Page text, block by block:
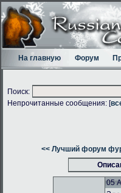
На главную Форум
Поиск:
Непрочитанные сообщения: [
<< Лучший форум
05